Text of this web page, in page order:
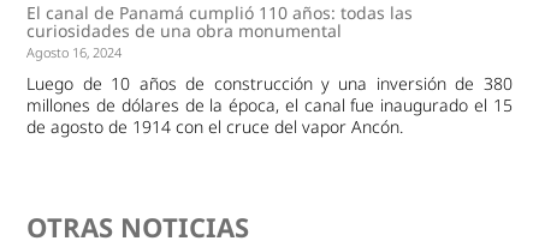
El canal de Panamá cumplió 110 años: todas las
curiosidades de una obra monumental
Agosto 16, 2024
Luego de 10 años de construcción y una inversión de 380
millones de dólares de la época, el canal fue inaugurado el 15
de agosto de 1914 con el cruce del vapor Ancón.
OTRAS NOTICIAS